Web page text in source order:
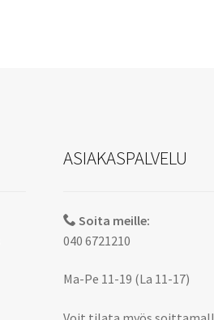
ASIAKASPALVELU
Soita meille:
040 6721210
Ma-Pe 11-19 (La 11-17)